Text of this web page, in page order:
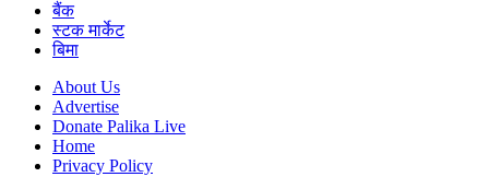
बैंक
स्टक मार्केट
बिमा
About Us
Advertise
Donate Palika Live
Home
Privacy Policy